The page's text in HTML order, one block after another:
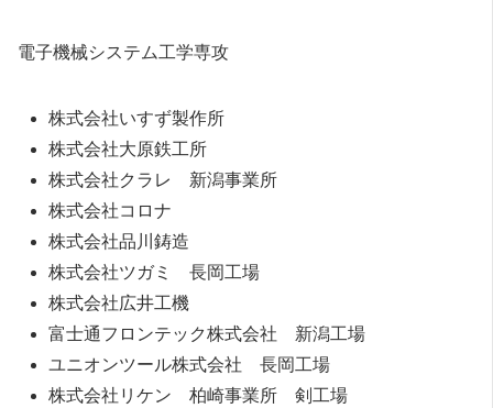
電子機械システム工学専攻
株式会社いすず製作所
株式会社大原鉄工所
株式会社クラレ 新潟事業所
株式会社コロナ
株式会社品川鋳造
株式会社ツガミ 長岡工場
株式会社広井工機
富士通フロンテック株式会社 新潟工場
ユニオンツール株式会社 長岡工場
株式会社リケン 柏崎事業所 剣工場